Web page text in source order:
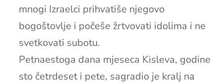
mnogi Izraelci prihvatiše njegovo
bogoštovlje i počeše žrtvovati idolima i ne
svetkovati subotu.
Petnaestoga dana mjeseca Kisleva, godine
sto četrdeset i pete, sagradio je kralj na